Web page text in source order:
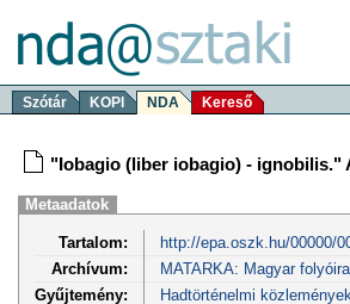
Szótár KOPI NDA Kereső
"Iobagio (liber iobagio) - ignobilis."
Metaadatok
Tartalom:
http://epa.oszk.hu/00000/
Archívum:
MATARKA: Magyar
Gyűjtemény:
Hadtörténelmi közlemények